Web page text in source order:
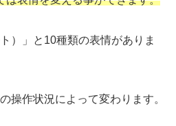
）」と10種類の表情がありま
操作状況によって変わります。